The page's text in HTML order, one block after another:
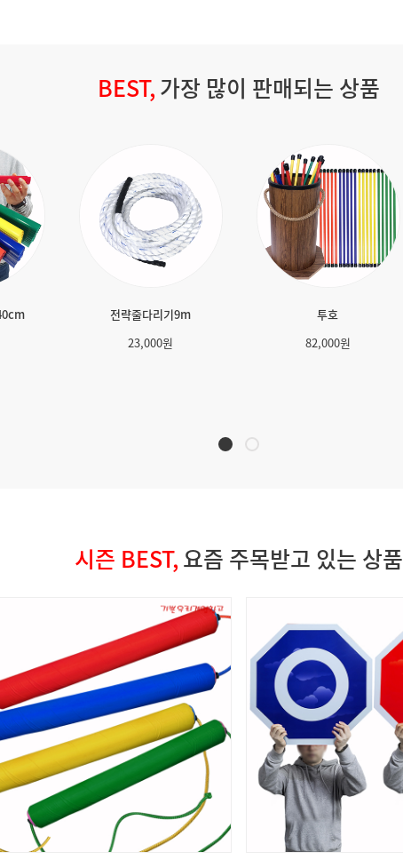
BEST,가장 많이 판매되는 상품
OX양면피켓
풍선터뜨리기
시즌 BEST,요즘 주목받고 있는 상품